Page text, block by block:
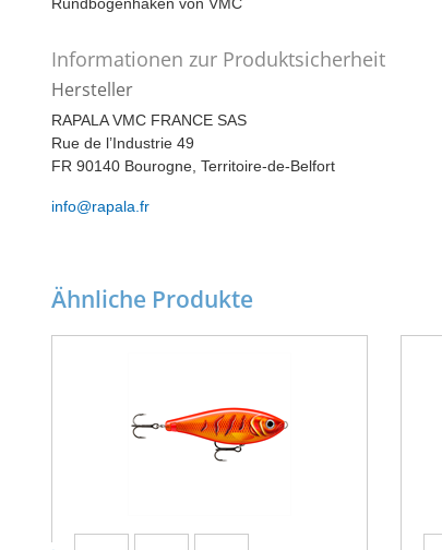
Rundbogenhaken von VMC
Informationen zur Produktsicherheit
Hersteller
RAPALA VMC FRANCE SAS
Rue de l’Industrie 49
FR 90140 Bourogne, Territoire-de-Belfort
info@rapala.fr
Ähnliche Produkte